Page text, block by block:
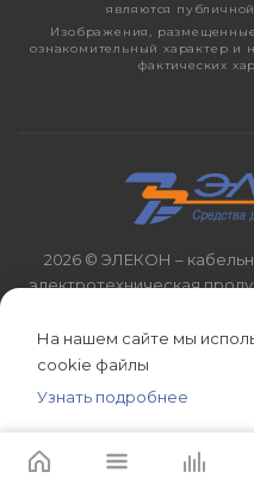
являются
Изображения,
ознакомительный характер и
фактических
2026 © ЭЛЕКОН –
электротехническая
На нашем сайте мы
cookie файлы
Узнать подробнее